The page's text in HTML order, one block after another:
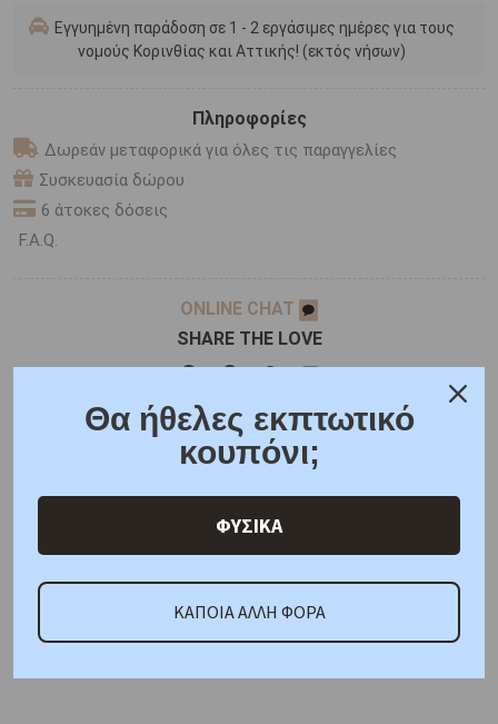
Εγγυημένη παράδοση σε 1 - 2 εργάσιμες ημέρες για τους
νομούς Κορινθίας και Αττικής! (εκτός νήσων)
Πληροφορίες
Δωρεάν μεταφορικά για όλες τις παραγγελίες
Συσκευασία δώρου
6 άτοκες δόσεις
F.A.Q.
ONLINE CHAT
SHARE THE LOVE
Χαρακτηριστικά Χαρακτηριστικά Ρολογιών
ΑΜΕΣΑ ΔΙΑΘΕΣΙΜΟ
Κωδικός Προμηθευτή:
Θα ήθελες εκπτωτικό
κουπόνι;
ΦΥΣΙΚΑ
ΚΑΠΟΙΑ ΑΛΛΗ ΦΟΡΑ